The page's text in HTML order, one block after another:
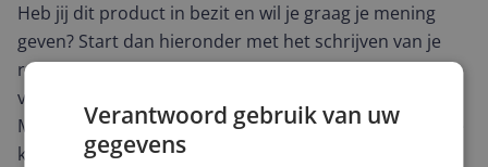
Heb jij dit product in bezit en wil je graag je mening
geven? Start dan hieronder met het schrijven van je
review. Afhankelijk van de details duurt het schrijven
van een review gemiddeld tussen de 3 en 10 minuten.
Met jouw mening help je andere bezoekers een betere
keuze te maken én maak je iedere maand kans op
Verantwoord gebruik van uw
gegevens